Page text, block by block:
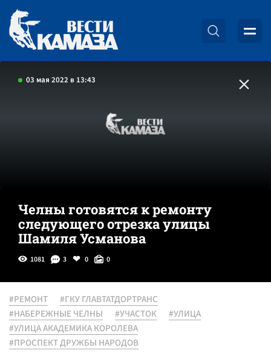
03 мая 2022 в 13:43
Челны готовятся к ремонту
следующего отрезка улицы
Шамиля Усманова
1081 3 0 0
#РЕМОНТ
#ГКУ ГЛАВТАТДОРТРАНС
#НАБЕРЕЖНЫЕ ЧЕЛНЫ
#УЧАСТОК
#УЛИЦА
#УЛИЦА АКАДЕМИКА КОРОЛЕВА
#ПРОСПЕКТ ДРУЖБЫ НАРОДОВ